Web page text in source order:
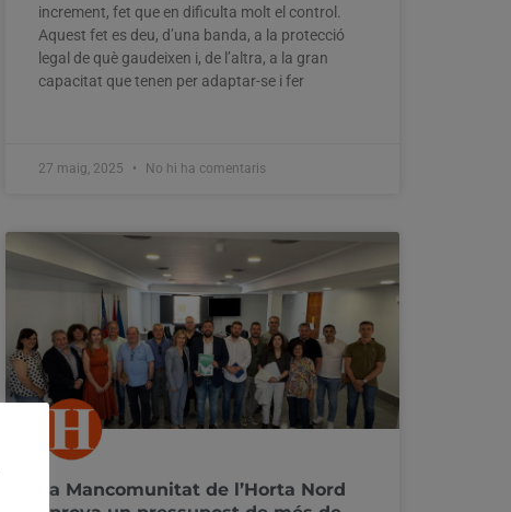
increment, fet que en dificulta molt el control.
Aquest fet es deu, d’una banda, a la protecció
legal de què gaudeixen i, de l’altra, a la gran
capacitat que tenen per adaptar-se i fer
27 maig, 2025 No hi ha comentaris
La Mancomunitat de l’Horta Nord